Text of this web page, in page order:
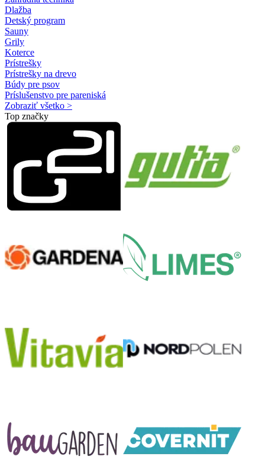
Dlažba
Detský program
Sauny
Grily
Koterce
Prístrešky
Prístrešky na drevo
Búdy pre psov
Príslušenstvo pre pareniská
Zobraziť všetko >
Top značky